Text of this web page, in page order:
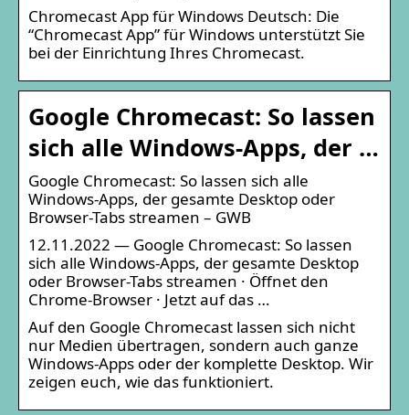
Chromecast App für Windows Deutsch: Die
“Chromecast App” für Windows unterstützt Sie
bei der Einrichtung Ihres Chromecast.
Google Chromecast: So lassen
sich alle Windows-Apps, der …
Google Chromecast: So lassen sich alle
Windows-Apps, der gesamte Desktop oder
Browser-Tabs streamen – GWB
12.11.2022 — Google Chromecast: So lassen
sich alle Windows-Apps, der gesamte Desktop
oder Browser-Tabs streamen · Öffnet den
Chrome-Browser · Jetzt auf das …
Auf den Google Chromecast lassen sich nicht
nur Medien übertragen, sondern auch ganze
Windows-Apps oder der komplette Desktop. Wir
zeigen euch, wie das funktioniert.